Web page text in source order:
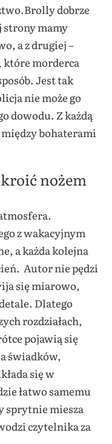
dobrze
mamy
a z drugiej –
morderca
Jest tak
nie może go
dowodu. Z każdą
bohaterami
nożem
z wakacyjnym
a każda kolejna
Autor nie pędzi
się miarowo,
Dlatego
rozdziałach,
pojawią się
świadków,
się w
łatwo samemu
sprytnie miesza
czytelnika za